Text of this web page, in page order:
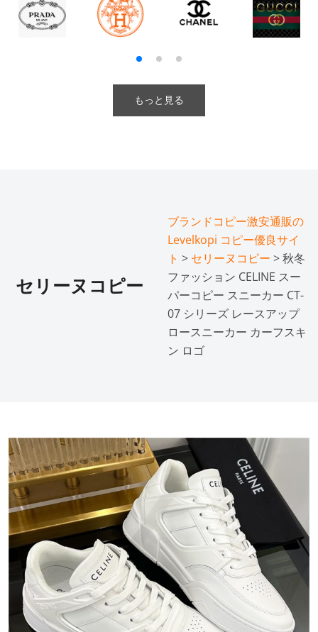
もっと見る
セリーヌコピー
ブランドコピー激安通販の
Levelkopi コピー優良サイ
ト > セリーヌコピー > 秋冬
ファッション CELINE スー
パーコピー スニーカー CT-
07 シリーズ レースアップ
ロースニーカー カーフスキ
ン ロゴ